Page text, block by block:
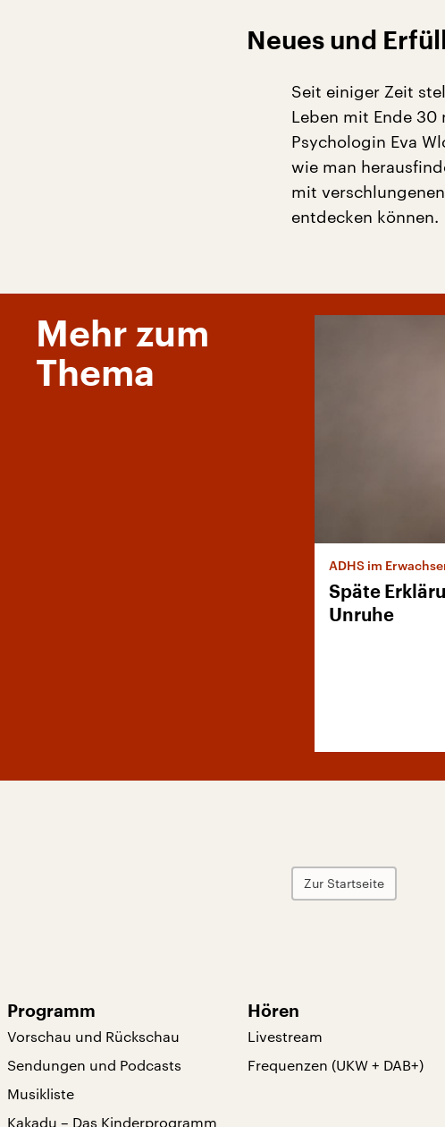
Neues und
Seit einiger Zeit
Leben mit Ende 30
Psychologin Eva
wie man
mit
entdecken können.
Mehr zum
Thema
ADHS im
Späte
Unruhe
Zur Startseite
Programm
Vorschau und Rückschau
Sendungen und Podcasts
Musikliste
Kakadu – Das Kinderprogramm
Hören
Livestream
Frequenzen (UKW + DAB+)